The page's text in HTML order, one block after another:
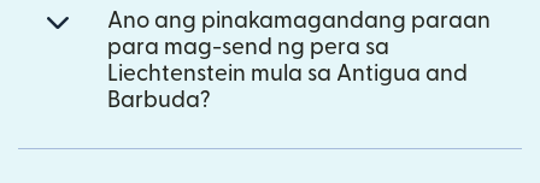
Ano ang pinakamagandang paraan
para mag-send ng pera sa
Liechtenstein mula sa Antigua and
Barbuda?